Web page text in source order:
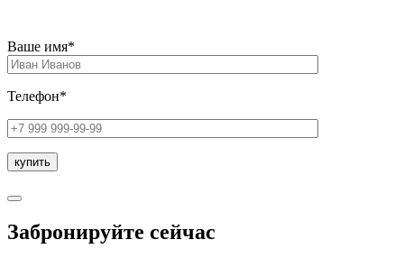
Ваше имя*
Телефон*
Забронируйте сейчас